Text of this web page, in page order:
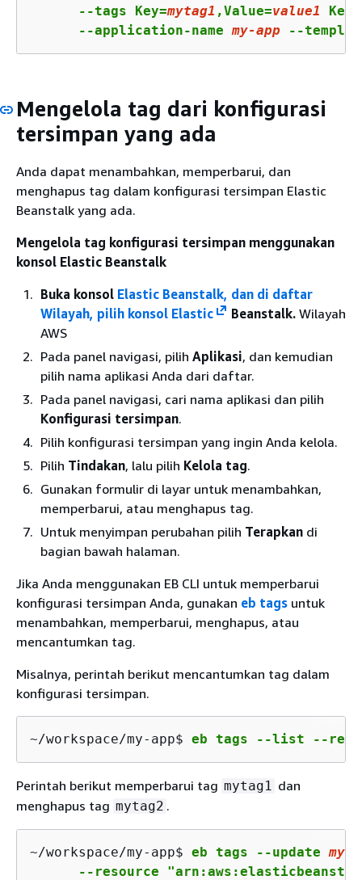
      --tags Key=
mytag1 ,Value=value1 Key=
      --application-name
my-app --
Mengelola tag dari konfigurasi
tersimpan yang ada
Anda dapat menambahkan, memperbarui, dan
menghapus tag dalam konfigurasi tersimpan Elastic
Beanstalk yang ada.
Mengelola tag konfigurasi tersimpan menggunakan
konsol Elastic Beanstalk
Buka konsol Elastic Beanstalk, dan di daftar
Wilayah, pilih konsol Elastic
Beanstalk.Wilayah
AWS
Pada panel navigasi, pilih Aplikasi, dan kemudian
pilih nama aplikasi Anda dari daftar.
Pada panel navigasi, cari nama aplikasi dan pilih
Konfigurasi tersimpan.
Pilih konfigurasi tersimpan yang ingin Anda kelola.
Pilih Tindakan, lalu pilih Kelola tag.
Gunakan formulir di layar untuk menambahkan,
memperbarui, atau menghapus tag.
Untuk menyimpan perubahan pilih Terapkan di
bagian bawah halaman.
Jika Anda menggunakan EB CLI untuk memperbarui
konfigurasi tersimpan Anda, gunakan eb tags untuk
menambahkan, memperbarui, menghapus, atau
mencantumkan tag.
Misalnya, perintah berikut mencantumkan tag dalam
konfigurasi tersimpan.
~/workspace/my-app$ eb tags --list --
Perintah berikut memperbarui tag mytag1 dan
menghapus tag mytag2 .
~/workspace/my-app$ eb tags --update
--resource